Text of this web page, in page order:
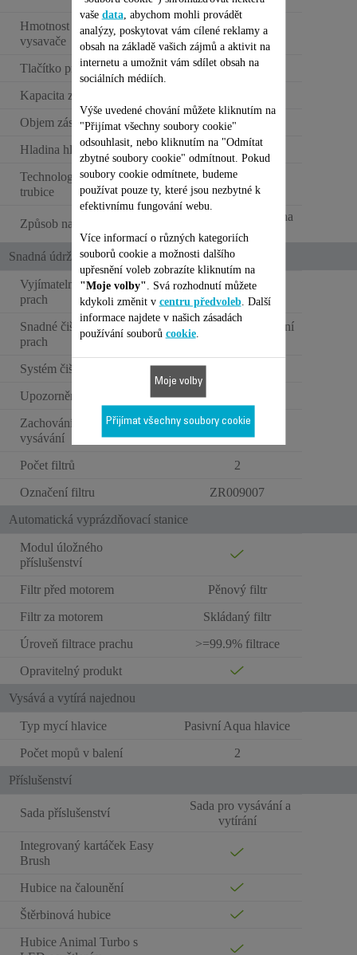
Hmotnost tyčového
vysavače
3 kg
Tlačítko pro zvýšení výkonu
Kapacita zásobníku na prach
Objem zásobníku na prach
0,9 L
Hladina hluku
Standard
Technologie Flex – Skládací
trubice
Způsob nabíjení
Základna osazená na
stěnu
Snadná údržba
Vyjímatelná nádoba na
prach
Snadné čištění nádoby na
prach
Jednoduché otevírání
jedním pohybem
Systém čištění sací hubice
Upozornění na údržbu filtru
Zachování výkonu při
vysávání
Omyvatelné filtry
Počet filtrů
2
Označení filtru
ZR009007
Automatická vyprázdňovací stanice
Modul úložného
příslušenství
Filtr před motorem
Pěnový filtr
Filtr za motorem
Skládaný filtr
Úroveň filtrace prachu
>=99.9% filtrace
Opravitelný produkt
Vysává a vytírá najednou
Typ mycí hlavice
Pasivní Aqua hlavice
Počet mopů v balení
2
Příslušenství
Sada příslušenství
Sada pro vysávání a
vytírání
Integrovaný kartáček Easy
Brush
Hubice na čalounění
Štěrbinová hubice
Hubice Animal Turbo s
vaše data, abychom mohli provádět
analýzy, poskytovat vám cílené reklamy a
obsah na základě vašich zájmů a aktivit na
internetu a umožnit vám sdílet obsah na
sociálních médiích.
Výše uvedené chování můžete kliknutím na
"Přijímat všechny soubory cookie"
odsouhlasit, nebo kliknutím na "Odmítat
zbytné soubory cookie" odmítnout. Pokud
soubory cookie odmítnete, budeme
používat pouze ty, které jsou nezbytné k
efektivnímu fungování webu.
Více informací o různých kategoriích
souborů cookie a možnosti dalšího
upřesnění voleb zobrazíte kliknutím na
"Moje volby" . Svá rozhodnutí můžete
kdykoli změnit v centru předvoleb. Další
informace najdete v našich zásadách
používání souborů cookie.
Moje volby
Přijímat všechny soubory cookie